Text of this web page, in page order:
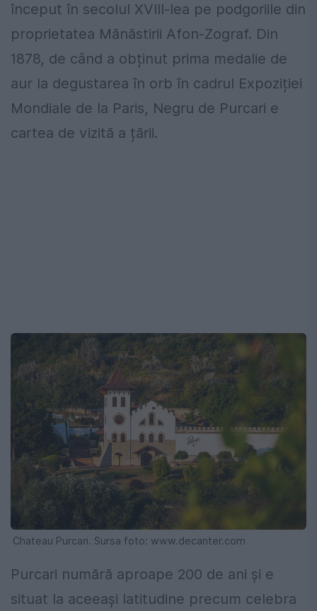
început în secolul XVIII-lea pe podgoriile din
proprietatea Mănăstirii Afon-Zograf. Din
1878, de când a obținut prima medalie de
aur la degustarea în orb în cadrul Expoziției
Mondiale de la Paris, Negru de Purcari e
cartea de vizită a țării.
Chateau Purcari. Sursa foto: www.decanter.com
Purcari numără aproape 200 de ani și e
situat la aceeași latitudine precum celebra